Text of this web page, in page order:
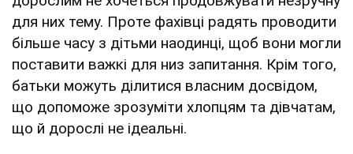
для них тему. Проте фахівці радять проводити
більше часу з дітьми наодинці, щоб вони могли
поставити важкі для низ запитання. Крім того,
батьки можуть ділитися власним досвідом,
що допоможе зрозуміти хлопцям та дівчатам,
що й дорослі не ідеальні.